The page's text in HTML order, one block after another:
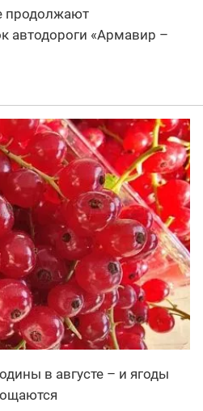
продолжают
автодороги «Армавир –
в августе – и ягоды